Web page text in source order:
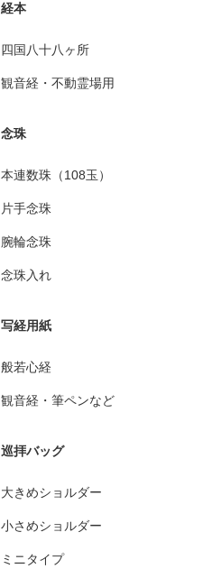
経本
四国八十八ヶ所
観音経・不動霊場用
念珠
本連数珠（108玉）
片手念珠
腕輪念珠
念珠入れ
写経用紙
般若心経
観音経・筆ペンなど
巡拝バッグ
大きめショルダー
小さめショルダー
ミニタイプ